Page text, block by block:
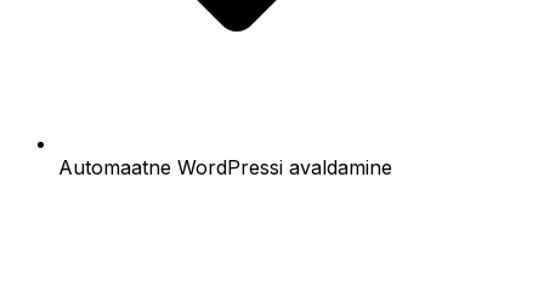
Automaatne WordPressi avaldamine